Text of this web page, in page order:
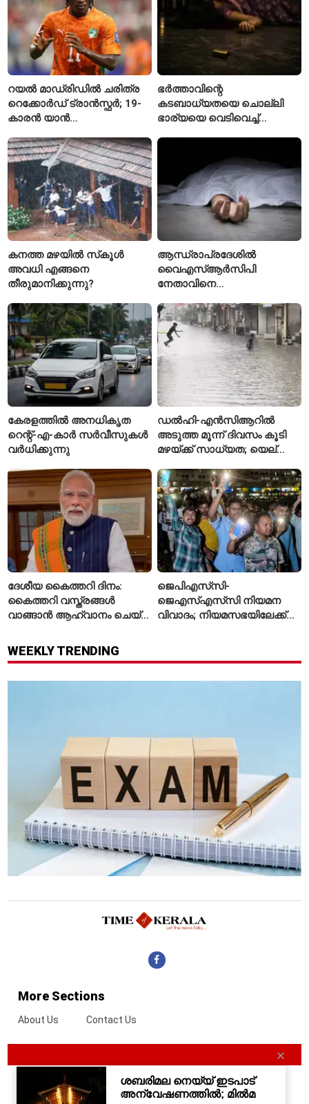
റയൽ മാഡ്രിഡിൽ ചരിത്ര
റെക്കോർഡ് ട്രാൻസ്ഫർ; 19-
കാരൻ യാൻ
സ്വന്തമാക്കി സ്പാനിഷ്
വമ്പന്മാർ
ഭർത്താവിന്റെ
കടബാധ്യതയെ ചൊല്ലി
ഭാര്യയെ വെടിവെച്ച്
കൊലപാതകം
കനത്ത മഴയിൽ സ്‌കൂൾ
അവധി എങ്ങനെ
തീരുമാനിക്കുന്നു?
ആന്ധ്രാപ്രദേശിൽ
വൈഎസ്ആർസിപി
നേതാവിനെ
അന്വേഷണം ആരംഭിച്ച്
പൊലീസ്
കേരളത്തിൽ അനധികൃത
റെന്റ്-എ-കാർ സർവീസുകൾ
വർധിക്കുന്നു
ഡൽഹി-എൻസിആറിൽ
അടുത്ത മൂന്ന് ദിവസം കൂടി
മഴയ്ക്ക് സാധ്യത; യെല്ലോ
ഐഎംഡി
ദേശീയ കൈത്തറി ദിനം:
കൈത്തറി വസ്ത്രങ്ങൾ
വാങ്ങാൻ ആഹ്വാനം ചെയ്ത്
ജെപിഎസ്‌സി-
ജെഎസ്എസ്‌സി നിയമന
വിവാദം; നിയമസഭയിലേക്ക്
WEEKLY TRENDING
More Sections
About Us Contact Us